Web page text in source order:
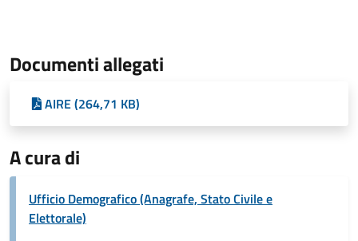
Documenti allegati
AIRE (264,71 KB)
A cura di
Ufficio Demografico (Anagrafe, Stato Civile e
Elettorale)